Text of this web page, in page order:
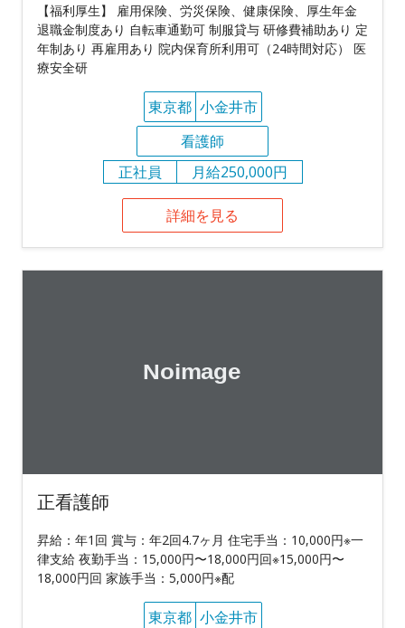
【福利厚生】 雇用保険、労災保険、健康保険、厚生年金
退職金制度あり 自転車通勤可 制服貸与 研修費補助あり 定
年制あり 再雇用あり 院内保育所利用可（24時間対応） 医
療安全研
東京都 小金井市
看護師
正社員
月給250,000円
詳細を見る
正看護師
昇給：年1回 賞与：年2回4.7ヶ月 住宅手当：10,000円※一
律支給 夜勤手当：15,000円〜18,000円回※15,000円〜
18,000円回 家族手当：5,000円※配
東京都 小金井市